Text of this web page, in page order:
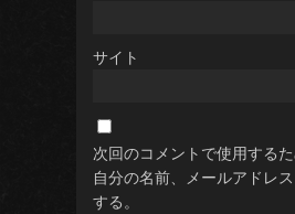
あえ
サイト
次回のコメントで使用する
自分の名前、メールアドレ
する。